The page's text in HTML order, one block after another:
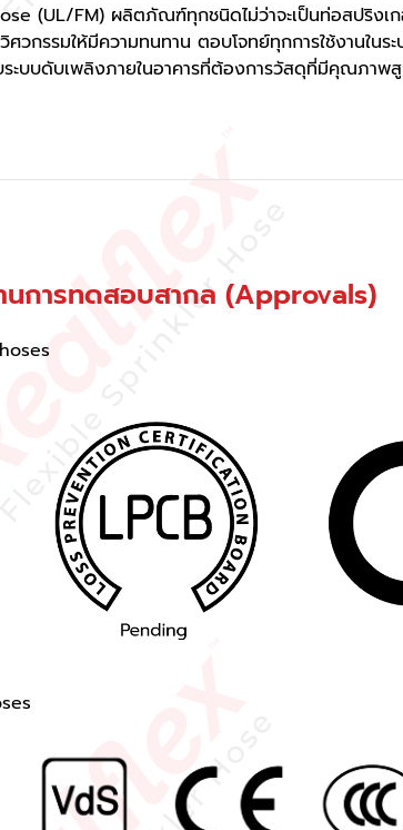
(UL/FM) ผลิตภัณฑ์ทุกชนิดไม่ว่าจะเป็นท่อสปริงเ
กรรมให้มีความทนทาน ตอบโจทย์ทุกการใช้งานใน
ะบบดับเพลิงภายในอาคารที่ต้องการวัสดุที่มีคุณภาพสู
นการทดสอบสากล (Approvals)